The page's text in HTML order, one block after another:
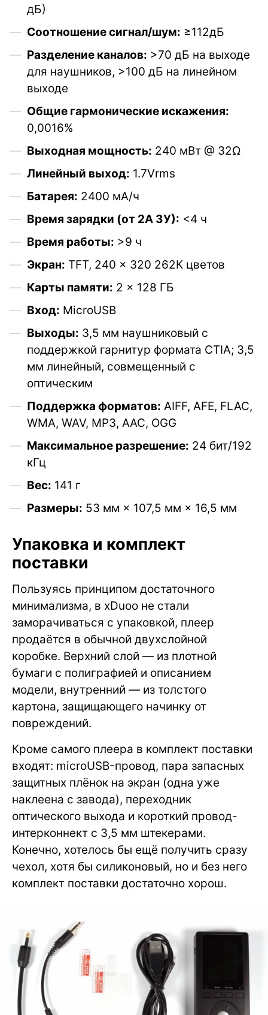
дБ)
Соотношение сигнал/шум: ≥112дБ
Разделение каналов: >70 дБ на выходе
для наушников, >100 дБ на линейном
выходе
Общие гармонические искажения:
0,0016%
Выходная мощность: 240 мВт @ 32Ω
Линейный выход: 1.7Vrms
Батарея: 2400 мА/ч
Время зарядки (от 2А ЗУ): <4 ч
Время работы: >9 ч
Экран: TFT, 240 × 320 262К цветов
Карты памяти: 2 × 128 ГБ
Вход: MicroUSB
Выходы: 3,5 мм наушниковый с
поддержкой гарнитур формата CTIA; 3,5
мм линейный, совмещенный с
оптическим
Поддержка форматов: AIFF, AFE, FLAC,
WMA, WAV, MP3, AAC, OGG
Максимальное разрешение: 24 бит/192
кГц
Вес: 141 г
Размеры: 53 мм × 107,5 мм × 16,5 мм
Упаковка и комплект
поставки
Пользуясь принципом достаточного
минимализма, в xDuoo не стали
заморачиваться с упаковкой, плеер
продаётся в обычной двухслойной
коробке. Верхний слой — из плотной
бумаги с полиграфией и описанием
модели, внутренний — из толстого
картона, защищающего начинку от
повреждений.
Кроме самого плеера в комплект поставки
входят: microUSB-провод, пара запасных
защитных плёнок на экран (одна уже
наклеена с завода), переходник
оптического выхода и короткий провод-
интерконнект с 3,5 мм штекерами.
Конечно, хотелось бы ещё получить сразу
чехол, хотя бы силиконовый, но и без него
комплект поставки достаточно хорош.